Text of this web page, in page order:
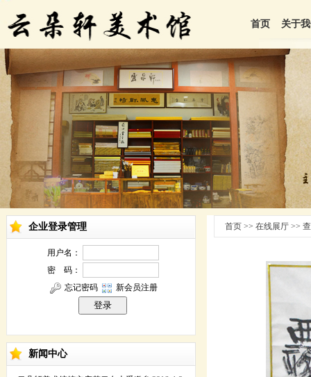
首页 关于
企业登录管理
新闻中心
首页 >> 在线展厅 >>